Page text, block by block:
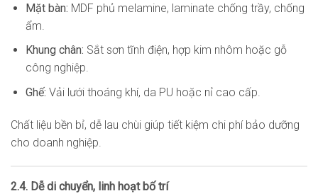
Mặt bàn: MDF phủ melamine, laminate chống trầy, chống
ẩm.
Khung chân: Sắt sơn tĩnh điện, hợp kim nhôm hoặc gỗ
công nghiệp.
Ghế: Vải lưới thoáng khí, da PU hoặc nỉ cao cấp.
Chất liệu bền bỉ, dễ lau chùi giúp tiết kiệm chi phí bảo dưỡng
cho doanh nghiệp.
2.4. Dễ di chuyển, linh hoạt bố trí